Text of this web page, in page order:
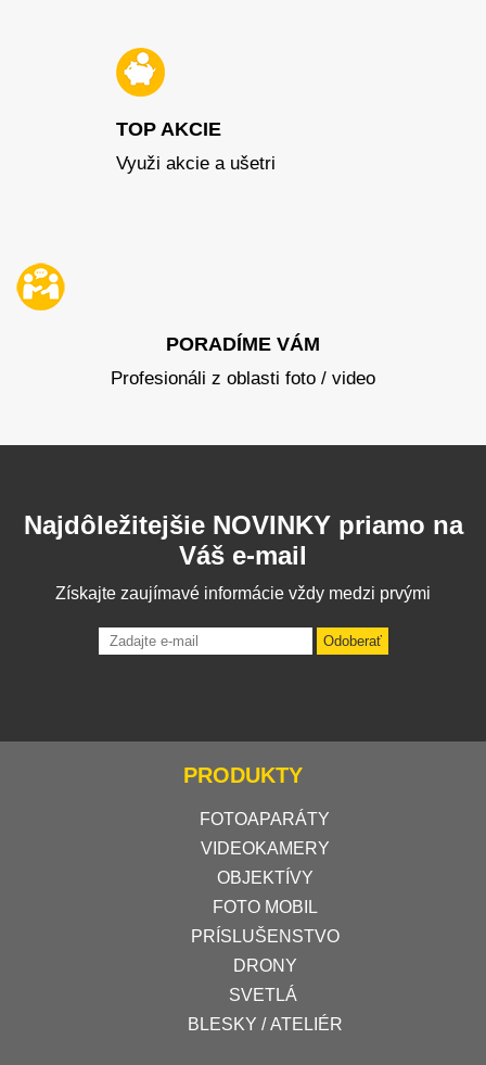
TOP AKCIE
Využi akcie a ušetri
PORADÍME VÁM
Profesionáli z oblasti foto / video
Najdôležitejšie NOVINKY priamo na
Váš e-mail
Získajte zaujímavé informácie vždy medzi prvými
Odoberať
PRODUKTY
FOTOAPARÁTY
VIDEOKAMERY
OBJEKTÍVY
FOTO MOBIL
PRÍSLUŠENSTVO
DRONY
SVETLÁ
BLESKY / ATELIÉR